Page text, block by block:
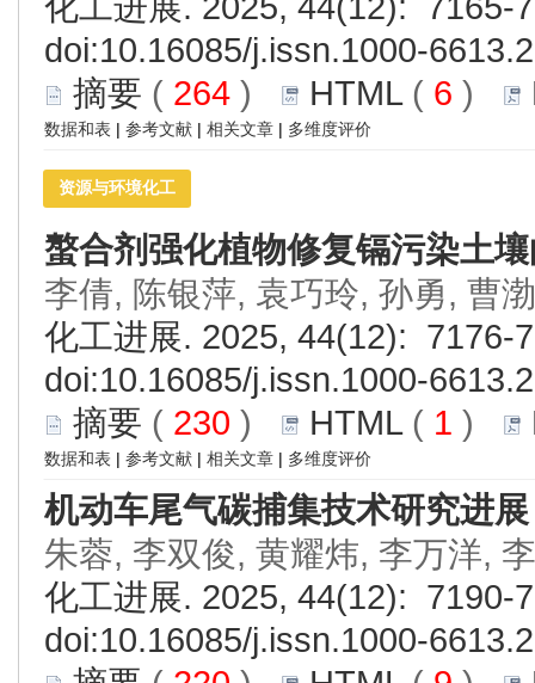
doi:10.16085/j.issn.1000-
摘要 ( 264 ) HTML( 6 )
数据和表 | 参考文献 | 相关文章 | 多维度评价
资源与环境化工
螯合剂强化植物修复镉污染土
李倩, 陈银萍, 袁巧玲, 孙勇, 曹
化工进展. 2025, 44(12): 7176-
doi:10.16085/j.issn.1000-
摘要 ( 230 ) HTML( 1 )
数据和表 | 参考文献 | 相关文章 | 多维度评价
机动车尾气碳捕集技术研究进展
朱蓉, 李双俊, 黄耀炜, 李万洋,
化工进展. 2025, 44(12): 7190-
doi:10.16085/j.issn.1000-